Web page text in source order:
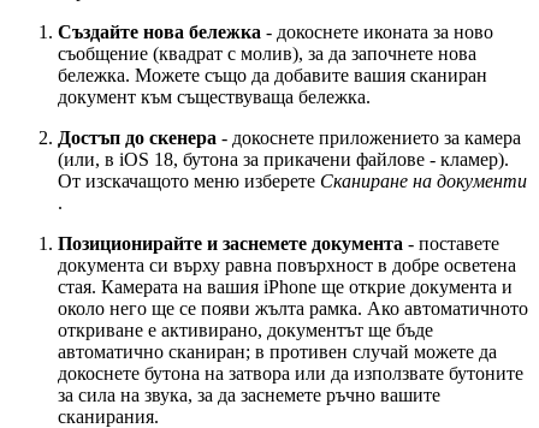
Създайте нова бележка - докоснете иконата за ново
съобщение (квадрат с молив), за да започнете нова
бележка. Можете също да добавите вашия сканиран
документ към съществуваща бележка.
Достъп до скенера - докоснете приложението за камера
(или, в iOS 18, бутона за прикачени файлове - кламер).
От изскачащото меню изберете Сканиране на документи
.
Позиционирайте и заснемете документа - поставете
документа си върху равна повърхност в добре осветена
стая. Камерата на вашия iPhone ще открие документа и
около него ще се появи жълта рамка. Ако автоматичното
откриване е активирано, документът ще бъде
автоматично сканиран; в противен случай можете да
докоснете бутона на затвора или да използвате бутоните
за сила на звука, за да заснемете ръчно вашите
сканирания.